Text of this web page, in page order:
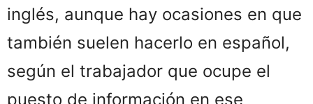
inglés, aunque hay ocasiones en que
también suelen hacerlo en español,
según el trabajador que ocupe el
puesto de información en ese